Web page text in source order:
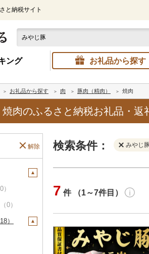
と納税サイト
ング お礼品から探す
お礼品から探す 肉 豚肉（精肉） 焼肉
焼肉のふるさと納税お礼品・返
解除
0）
）
検索条件： みやじ
円
7 件 （1～7件目）